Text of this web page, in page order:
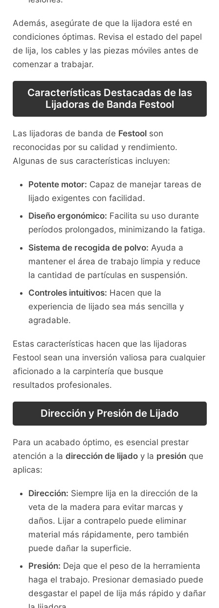
Además, asegúrate de que la lijadora esté en
condiciones óptimas. Revisa el estado del papel
de lija, los cables y las piezas móviles antes de
comenzar a trabajar.
Características Destacadas de las
Lijadoras de Banda Festool
Las lijadoras de banda de Festoolson
reconocidas por su calidad y rendimiento.
Algunas de sus características incluyen:
Potente motor: Capaz de manejar tareas de
lijado exigentes con facilidad.
Diseño ergonómico: Facilita su uso durante
períodos prolongados, minimizando la fatiga.
Sistema de recogida de polvo: Ayuda a
mantener el área de trabajo limpia y reduce
la cantidad de partículas en suspensión.
Controles intuitivos: Hacen que la
experiencia de lijado sea más sencilla y
agradable.
Estas características hacen que las lijadoras
Festool sean una inversión valiosa para cualquier
aficionado a la carpintería que busque
resultados profesionales.
Dirección y Presión de Lijado
Para un acabado óptimo, es esencial prestar
atención a la dirección de lijadoy la presiónque
aplicas:
Dirección: Siempre lija en la dirección de la
veta de la madera para evitar marcas y
daños. Lijar a contrapelo puede eliminar
material más rápidamente, pero también
puede dañar la superficie.
Presión: Deja que el peso de la herramienta
haga el trabajo. Presionar demasiado puede
desgastar el papel de lija más rápido y dañar